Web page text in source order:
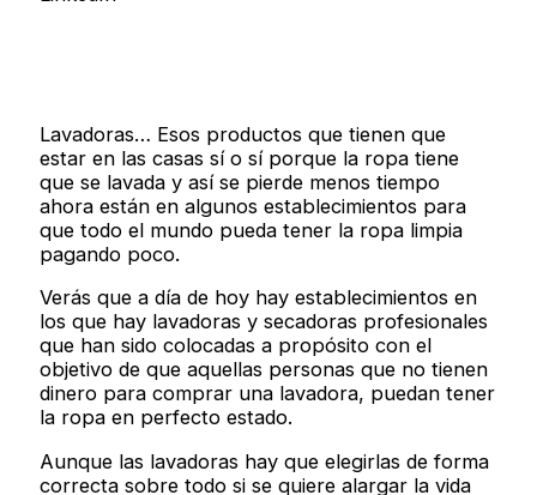
Lavadoras… Esos productos que tienen que
estar en las casas sí o sí porque la ropa tiene
que se lavada y así se pierde menos tiempo
ahora están en algunos establecimientos para
que todo el mundo pueda tener la ropa limpia
pagando poco.
Verás que a día de hoy hay establecimientos en
los que hay lavadoras y secadoras profesionales
que han sido colocadas a propósito con el
objetivo de que aquellas personas que no tienen
dinero para comprar una lavadora, puedan tener
la ropa en perfecto estado.
Aunque las lavadoras hay que elegirlas de forma
correcta sobre todo si se quiere alargar la vida